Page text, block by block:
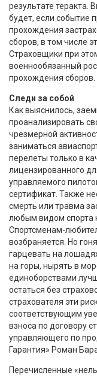
результате теракта.
будет, если событие
прохождения
сборов, в том числе
Страховщики при
военнообязанный
прохождения сборов.
Следи за собой
Как выяснилось,
проанализировать
чрезмерной
заниматься
перелеты только в
лицензированного
управляемого
сертификат. Также
смерть или травма
любым видом спорта
Спортсменам-
возбраняется. Но
гарцевать на
на горы, нырять в
единоборствами
остаться без
страхователя эти
соответствующим
взноса по договору
управляющего по
Гарантия» Роман
Перечисленные